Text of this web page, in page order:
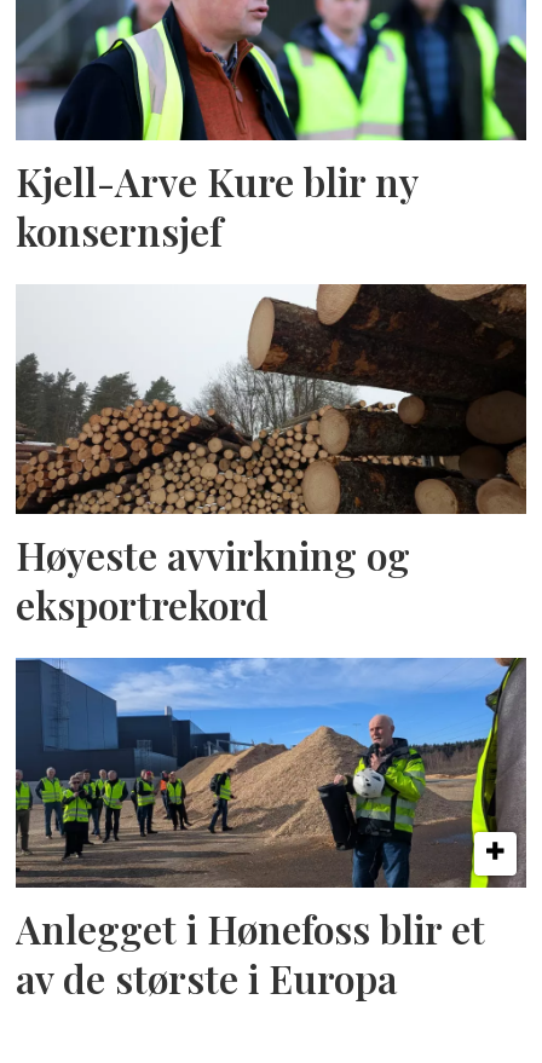
Kjell-Arve Kure blir ny
konsernsjef
Høyeste avvirkning og
eksportrekord
Anlegget i Hønefoss blir et
av de største i Europa